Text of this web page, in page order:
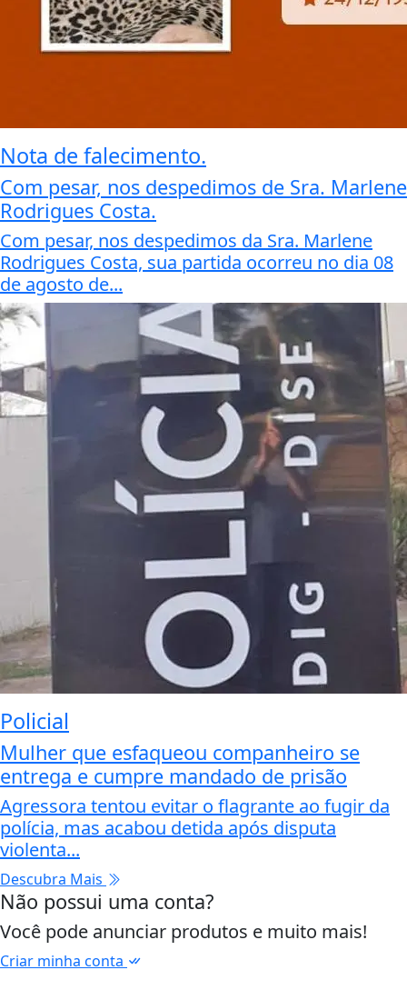
Nota de falecimento.
Com pesar, nos despedimos de Sra. Marlene
Rodrigues Costa.
Com pesar, nos despedimos da Sra. Marlene
Rodrigues Costa, sua partida ocorreu no dia 08
de agosto de...
Policial
Mulher que esfaqueou companheiro se
entrega e cumpre mandado de prisão
Agressora tentou evitar o flagrante ao fugir da
polícia, mas acabou detida após disputa
violenta...
Descubra Mais
Não possui uma conta?
Você pode anunciar produtos e muito mais!
Criar minha conta